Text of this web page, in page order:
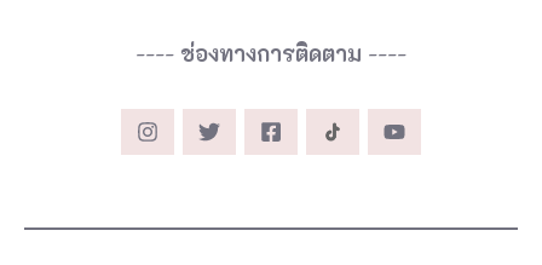
---- ช่องทางการติดตาม ----